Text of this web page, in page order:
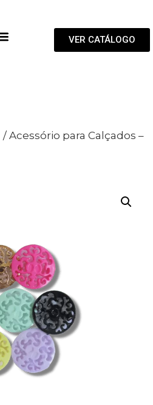
VER CATÁLOGO
/ Acessório para Calçados –